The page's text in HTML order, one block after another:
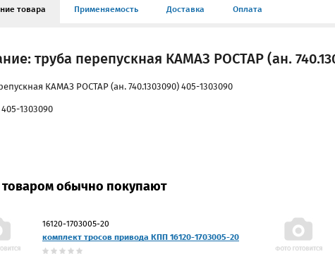
товара Применяемость Доставка Оплата
труба перепускная КАМАЗ РОСТАР (ан.
КАМАЗ РОСТАР (ан. 740.1303090) 405-1303090
1303090
товаром обычно покупают
16120-1703005-20
комплект тросов привода КПП 16120-1703005-20